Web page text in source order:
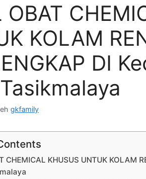
OBAT
KOLAM
DI
gkfamily
CHEMICAL KHUSUS UNTUK KOLAM